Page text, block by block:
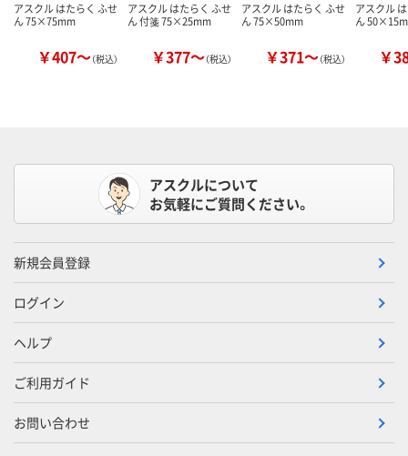
アスクル はたらく ふせ
ん 75×75mm
￥407～（税込）
アスクル はたらく ふせ
ん 付箋 75×25mm
￥377～（税込）
アスクル はたらく ふせ
ん 75×50mm
￥371～（税込）
アスクル
ん
￥
アスクルについて
お気軽にご質問ください。
新規会員登録
ログイン
ヘルプ
ご利用ガイド
お問い合わせ